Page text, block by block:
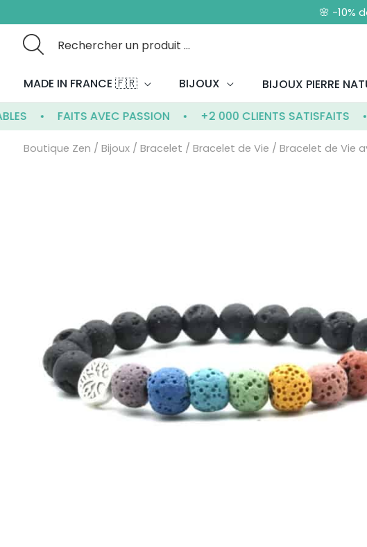
au
contenu
🌸 -10%
Search
MADE IN FRANCE 🇫🇷
BIJOUX BIJOUX PIERRE
FAITS AVEC PASSION +2 000 CLIENTS SATISFAITS
Boutique Zen / Bijoux / Bracelet / Bracelet de Vie / Bracelet de Vie